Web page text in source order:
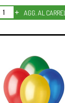
Quantità
AGG. AL